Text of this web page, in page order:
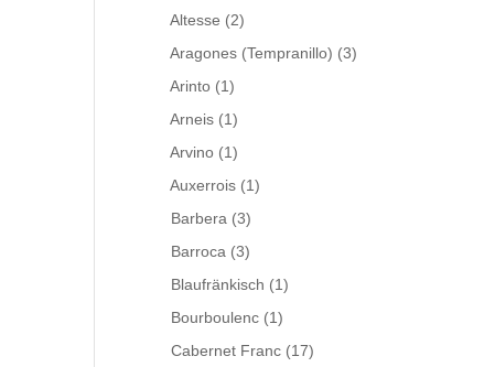
Altesse (2)
Aragones (Tempranillo) (3)
Arinto (1)
Arneis (1)
Arvino (1)
Auxerrois (1)
Barbera (3)
Barroca (3)
Blaufränkisch (1)
Bourboulenc (1)
Cabernet Franc (17)